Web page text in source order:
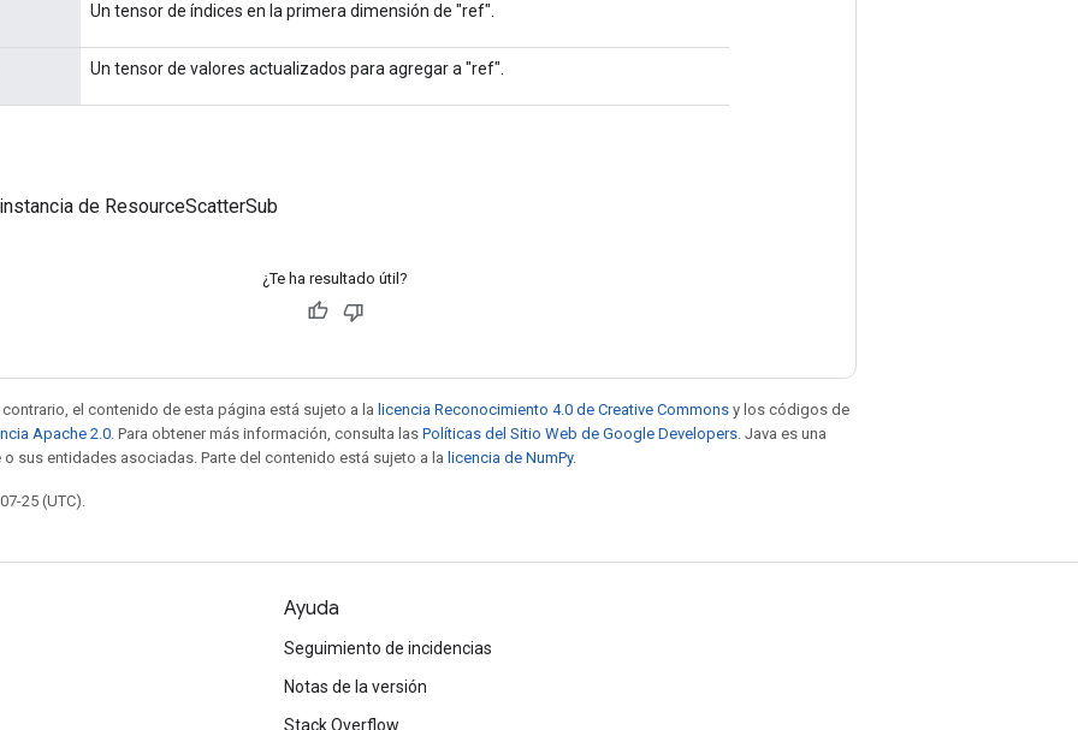
Un tensor de índices en la primera dimensión de "ref".
Un tensor de valores actualizados para agregar a "ref".
de ResourceScatterSub
¿Te ha resultado útil?
el contenido de esta página está sujeto a la licencia Reconocimiento 4.0 de Creative Commons y los códigos de
Apache 2.0. Para obtener más información, consulta las Políticas del Sitio Web de Google Developers. Java es una
sus entidades asociadas. Parte del contenido está sujeto a la licencia de NumPy.
25 (UTC).
Ayuda
Seguimiento de incidencias
Notas de la versión
Stack Overflow